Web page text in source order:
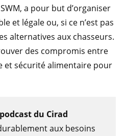
a pour but d’organiser
et légale ou, si ce n’est pas
alternatives aux chasseurs.
des compromis entre
et sécurité alimentaire pour
du Cirad
aux besoins